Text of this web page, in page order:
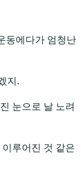
동에다가 엄청난
지.
눈으로 날 노려
이루어진 것 같은